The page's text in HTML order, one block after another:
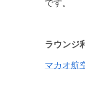
です。
ラウンジ
マカオ航